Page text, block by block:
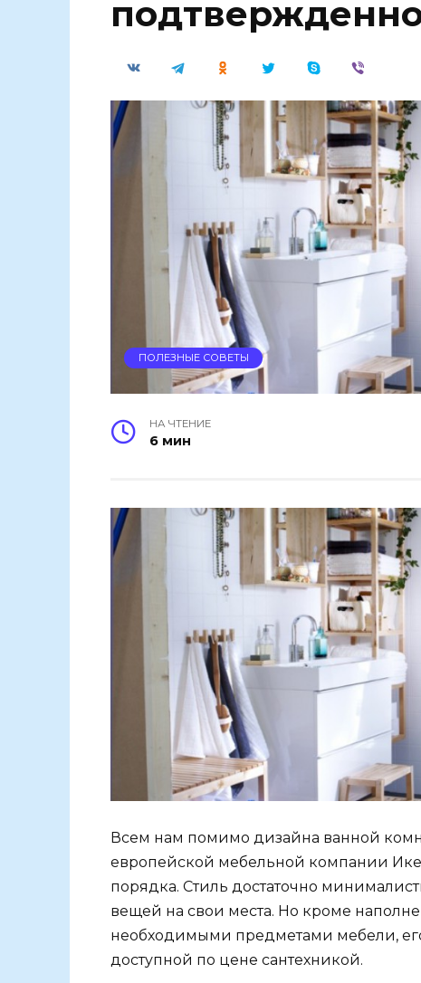
ПОЛЕЗНЫЕ СОВЕТЫ
НА ЧТЕНИЕ
6 мин
Всем нам помимо дизайна ванной
европейской мебельной компании
порядка. Стиль достаточно
вещей на свои места. Но кроме
необходимыми предметами мебели,
доступной по цене сантехникой.